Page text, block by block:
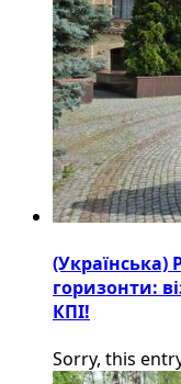
горизонти:
КПІ!
Sorry, this